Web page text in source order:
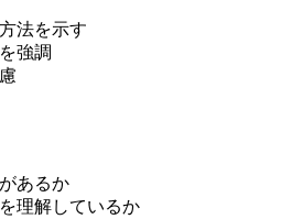
法を示す
強調
あるか
理解しているか